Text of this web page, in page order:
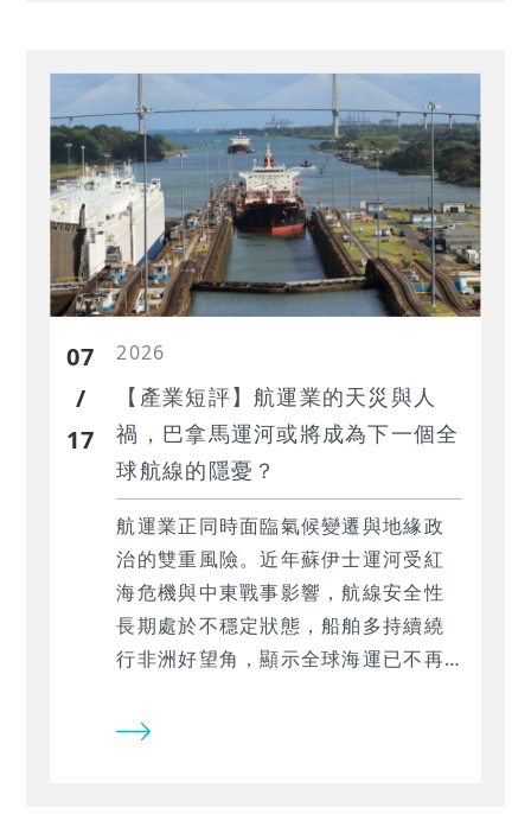
07
/
17
2026
【產業短評】航運業的天災與人
禍，巴拿馬運河或將成為下一個全
球航線的隱憂？
航運業正同時面臨氣候變遷與地緣政
治的雙重風險。近年蘇伊士運河受紅
海危機與中東戰事影響，航線安全性
長期處於不穩定狀態，船舶多持續繞
行非洲好望角，顯示全球海運已不再
步被地緣政治與氣候變遷所重塑。航